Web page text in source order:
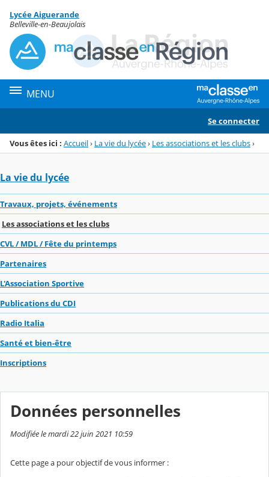
Menu de la rubrique
Contenu
Lycée Aiguerande
Belleville-en-Beaujolais
MENU
Se connecter
Vous êtes ici : Accueil› La vie du lycée› Les associations et les clubs›
La vie du lycée
Travaux, projets, événements
Les associations et les clubs
CVL / MDL / Fête du printemps
Partenaires
L'Association Sportive
Publications du CDI
Radio Italia
Santé et bien-être
Inscriptions
Données personnelles
Modifiée le mardi 22 juin 2021 10:59
Cette page a pour objectif de vous informer :